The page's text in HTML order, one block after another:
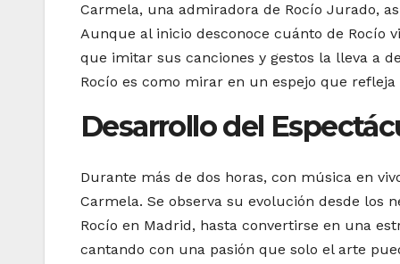
Carmela, una admiradora de Rocío Jurado,
Aunque al inicio desconoce cuánto de Rocío
que imitar sus canciones y gestos la lleva a
Rocío es como mirar en un espejo que
Desarrollo del
Durante más de dos horas, con música en
Carmela. Se observa su evolución desde los
Rocío en Madrid, hasta convertirse en una
cantando con una pasión que solo el arte